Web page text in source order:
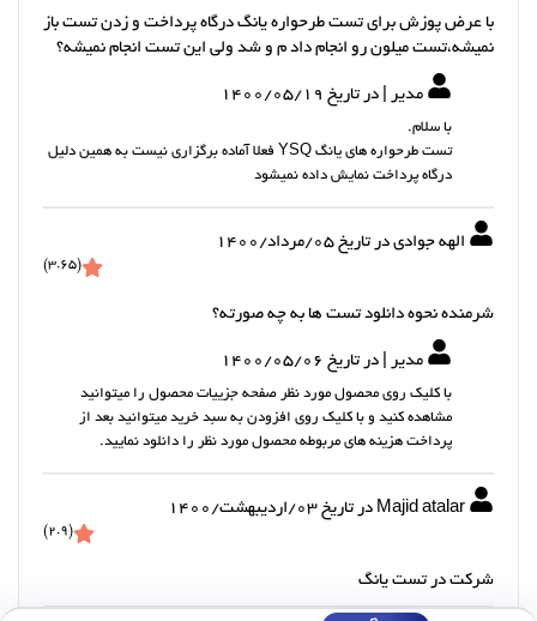
با عرض پوزش برای تست طرحواره یانگ درگاه پرداخت و زدن تست باز
نمیشه،تست میلون رو انجام داد م و شد ولی این تست انجام نمیشه؟
مدیر | در تاریخ 1400/05/19
با سلام.
تست طرحواره های یانگ YSQ فعلا آماده برگزاری نیست به همین دلیل
درگاه پرداخت نمایش داده نمیشود
الهه جوادی در تاریخ 05/مرداد/1400
(3.65)
شرمنده نحوه دانلود تست ها به چه صورته؟
مدیر | در تاریخ 1400/05/06
با کلیک روی محصول مورد نظر صفحه جزییات محصول را میتوانید
مشاهده کنید و با کلیک روی افزودن به سبد خرید میتوانید بعد از
پرداخت هزینه های مربوطه محصول مورد نظر را دانلود نمایید.
Majid atalar در تاریخ 03/ارديبهشت/1400
(2.9)
شرکت در تست یانگ